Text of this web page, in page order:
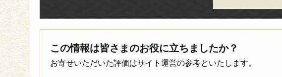
この情報は皆さまのお役に立ちましたか？
お寄せいただいた評価はサイト運営の参考といたします。